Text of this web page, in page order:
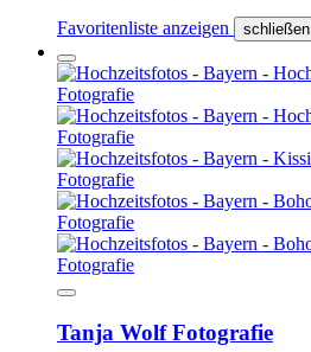
Favoritenliste anzeigen schließen
Tanja Wolf Fotografie